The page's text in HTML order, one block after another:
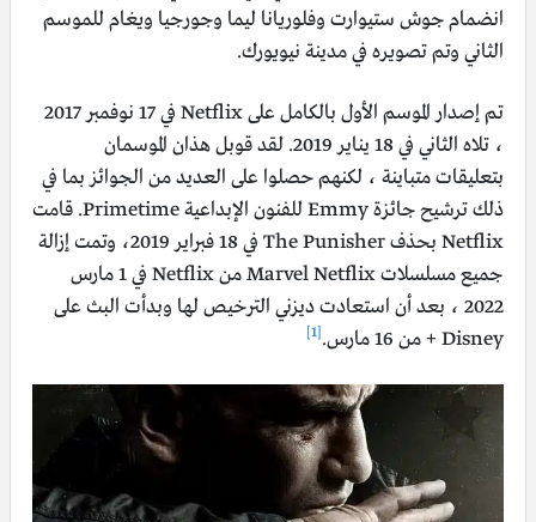
انضمام جوش ستيوارت وفلوريانا ليما وجورجيا ويغام للموسم
الثاني وتم تصويره في مدينة نيويورك.
تم إصدار الموسم الأول بالكامل على Netflix في 17 نوفمبر 2017
، تلاه الثاني في 18 يناير 2019. لقد قوبل هذان الموسمان
بتعليقات متباينة ، لكنهم حصلوا على العديد من الجوائز بما في
ذلك ترشيح جائزة Emmy للفنون الإبداعية Primetime. قامت
Netflix بحذف The Punisher في 18 فبراير 2019، وتمت إزالة
جميع مسلسلات Marvel Netflix من Netflix في 1 مارس
2022 ، بعد أن استعادت ديزني الترخيص لها وبدأت البث على
Disney + من 16 مارس.
[1]